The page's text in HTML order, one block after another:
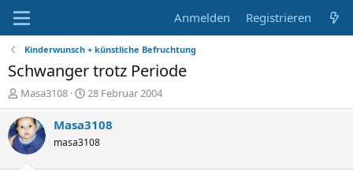
Anmelden Registrieren
Kinderwunsch + künstliche Befruchtung
Schwanger trotz Periode
E
r
s
t
e
Masa3108
E
r
s
e
28 Februar 2004
Masa3108
masa3108